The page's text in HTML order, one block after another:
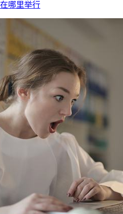
哪里举行